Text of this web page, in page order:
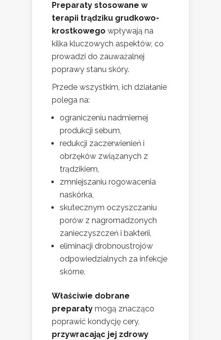
Preparaty stosowane w
terapii trądziku grudkowo-
krostkowego wpływają na
kilka kluczowych aspektów, co
prowadzi do zauważalnej
poprawy stanu skóry.
Przede wszystkim, ich działanie
polega na:
ograniczeniu nadmiernej
produkcji sebum,
redukcji zaczerwienień i
obrzęków związanych z
trądzikiem,
zmniejszaniu rogowacenia
naskórka,
skutecznym oczyszczaniu
porów z nagromadzonych
zanieczyszczeń i bakterii,
eliminacji drobnoustrojów
odpowiedzialnych za infekcje
skórne.
Właściwie dobrane
preparaty mogą znacząco
poprawić kondycję cery,
przywracając jej zdrowy